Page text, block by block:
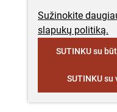
Sužinokite
slapukų politiką.
SUTINKU su
SUTINKU su